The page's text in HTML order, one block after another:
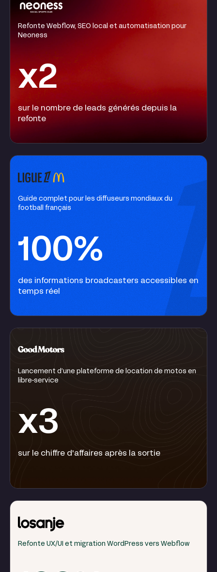
Refonte Webflow, SEO local et automatisation pour
Neoness
x2
sur le nombre de leads générés depuis la
refonte
Guide complet pour les diffuseurs mondiaux du
football français
100%
des informations broadcasters accessibles en
temps réel
Lancement d’une plateforme de location de motos en
libre-service
x3
sur le chiffre d'affaires après la sortie
Refonte UX/UI et migration WordPress vers Webflow